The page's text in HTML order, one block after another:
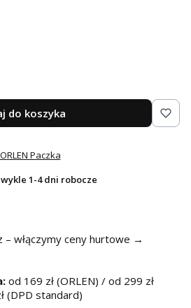
do koszyka
Paczka
1-4 dni robocze
– włączymy ceny hurtowe →
od 169 zł (ORLEN) / od 299 zł
(DPD standard)